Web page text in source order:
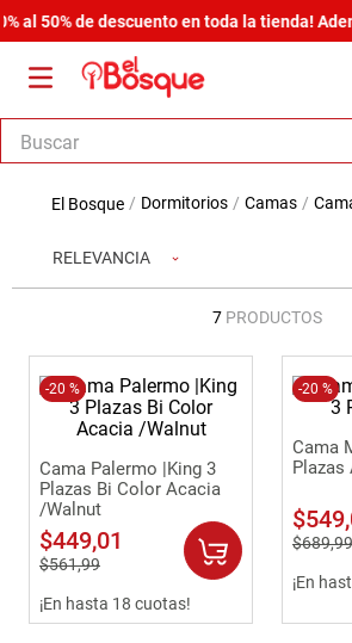
al 50% de descuento en toda la tienda!
Buscar
dormitorios camas
RELEVANCIA
7 PRODUCTOS
-20 %
Cama Palermo |King 3
Plazas Bi Color Acacia
/Walnut
$449,01
$561,99
¡En hasta 18 cuotas!
-20 %
Cama
Plazas
$549,
$689,99
¡En
armario
zapatera
armario lux
cama
havana master
comoda
. sofa